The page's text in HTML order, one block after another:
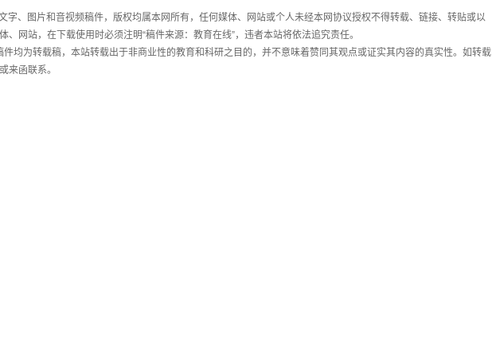
字、图片和音视频稿件，版权均属本网所有，任何媒体、网站或个人未经本网协议授权不得转载、链接、转贴或以
网站，在下载使用时必须注明“稿件来源：教育在线”，违者本站将依法追究责任。
均为转载稿，本站转载出于非商业性的教育和科研之目的，并不意味着赞同其观点或证实其内容的真实性。如转载
来函联系。